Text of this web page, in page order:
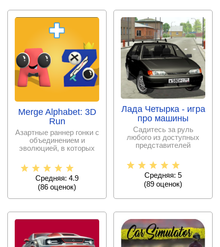
Merge Alphabet: 3D
Run
Азартные раннер гонки с
объединением и
эволюцией, в которых
Средняя: 4.9
(86 оценок)
Лада Четырка - игра
про машины
Садитесь за руль
любого из доступных
представителей
автопрома и
Средняя: 5
(89 оценок)